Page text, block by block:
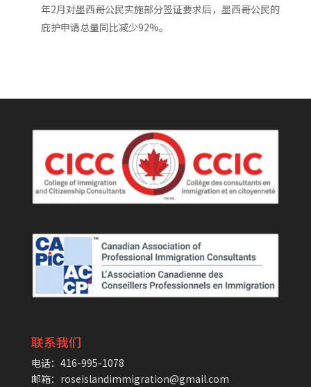
年2月对墨西哥公民实施部分签证要求后，墨西哥公民的
庇护申请总量同比减少92%。
联系我们
电话：416-995-1078
邮箱：roseislandimmigration@gmail.com